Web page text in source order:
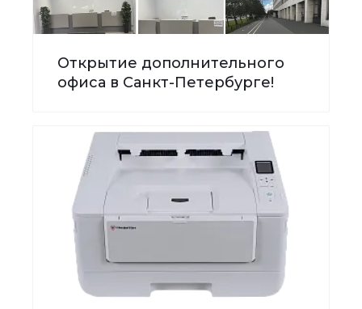
Открытие дополнительного
офиса в Санкт-Петербурге!